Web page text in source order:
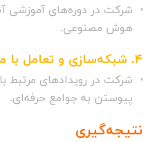
شرکت در دوره‌های آموزشی
هوش مصنوعی.
4. شبکه‌سازی و تعامل
شرکت در رویدادهای
پیوستن به جوامع حرفه‌ای.
نتیجه‌گیری